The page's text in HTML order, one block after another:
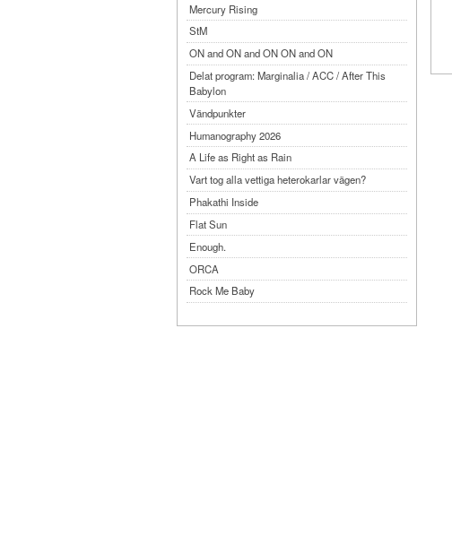
Mercury Rising
StM
ON and ON and ON ON and ON
Delat program: Marginalia / ACC / After This
Babylon
Vändpunkter
Humanography 2026
A Life as Right as Rain
Vart tog alla vettiga heterokarlar vägen?
Phakathi Inside
Flat Sun
Enough.
ORCA
Rock Me Baby